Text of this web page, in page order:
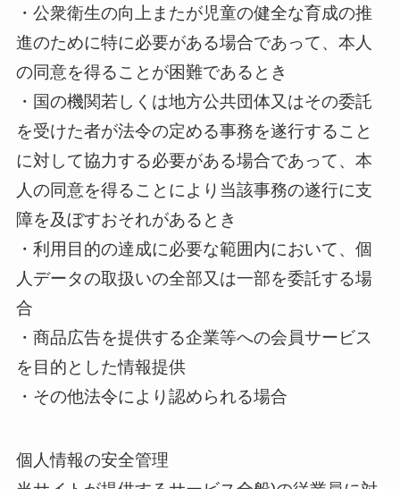
・公衆衛生の向上またが児童の健全な育成の推
進のために特に必要がある場合であって、本人
の同意を得ることが困難であるとき
・国の機関若しくは地方公共団体又はその委託
を受けた者が法令の定める事務を遂行すること
に対して協力する必要がある場合であって、本
人の同意を得ることにより当該事務の遂行に支
障を及ぼすおそれがあるとき
・利用目的の達成に必要な範囲内において、個
人データの取扱いの全部又は一部を委託する場
合
・商品広告を提供する企業等への会員サービス
を目的とした情報提供
・その他法令により認められる場合
個人情報の安全管理